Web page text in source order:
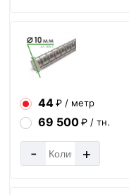
44₽ / метр
69 500₽ / тн.
- +